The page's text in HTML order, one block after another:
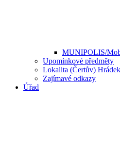
MUNIPOLIS/
Upomínkové předměty
Lokalita (Čertův) Hrádek
Zajímavé odkazy
Úřad